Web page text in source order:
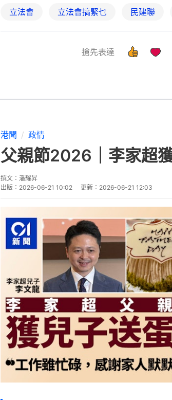
立法會 立法會搞緊乜 民建聯
搶先表達
港聞 政情
父親節2026｜李家超
撰文： 潘耀昇
出版： 2026-06-21 10:02 更新： 2026-06-21 12:03